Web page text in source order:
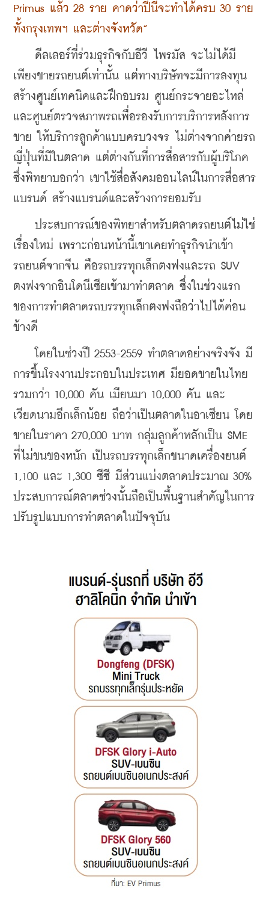
Primus แล้ว 28 ราย คาดว่าปีนี้จะทำได้ครบ 30 ราย
ทั้งกรุงเทพฯ และต่างจังหวัด”
ดีลเลอร์ที่ร่วมธุรกิจกับอีวี ไพรมัส จะไม่ได้มี
เพียงขายรถยนต์เท่านั้น แต่ทางบริษัทจะมีการลงทุน
สร้างศูนย์เทคนิคและฝึกอบรม ศูนย์กระจายอะไหล่
และศูนย์ตรวจสภาพรถเพื่อรองรับการบริการหลังการ
ขาย ให้บริการลูกค้าแบบครบวงจร ไม่ต่างจากค่ายรถ
ญี่ปุ่นที่มีในตลาด แต่ต่างกันที่การสื่อสารกับผู้บริโภค
ซึ่งพิทยาบอกว่า เขาใช้สื่อสังคมออนไลน์ในการสื่อสาร
แบรนด์ สร้างแบรนด์และสร้างการยอมรับ
ประสบการณ์ของพิทยาสำหรับตลาดรถยนต์ไม่ใช่
เรื่องใหม่ เพราะก่อนหน้านี้เขาเคยทำธุรกิจนำเข้า
รถยนต์จากจีน คือรถบรรทุกเล็กตงฟงและรถ SUV
ตงฟงจากอินโดนีเซียเข้ามาทำตลาด ซึ่งในช่วงแรก
ของการทำตลาดรถบรรทุกเล็กตงฟงถือว่าไปได้ค่อน
ข้างดี
โดยในช่วงปี 2553-2559 ทำตลาดอย่างจริงจัง มี
การขึ้นโรงงานประกอบในประเทศ มียอดขายในไทย
รวมกว่า 10,000 คัน เมียนมา 10,000 คัน และ
เวียดนามอีกเล็กน้อย ถือว่าเป็นตลาดในอาเซียน โดย
ขายในราคา 270,000 บาท กลุ่มลูกค้าหลักเป็น SME
ที่ไม่ขนของหนัก เป็นรถบรรทุกเล็กขนาดเครื่องยนต์
1,100 และ 1,300 ซีซี มีส่วนแบ่งตลาดประมาณ 30%
ประสบการณ์ตลาดช่วงนั้นถือเป็นพื้นฐานสำคัญในการ
ปรับรูปแบบการทำตลาดในปัจจุบัน